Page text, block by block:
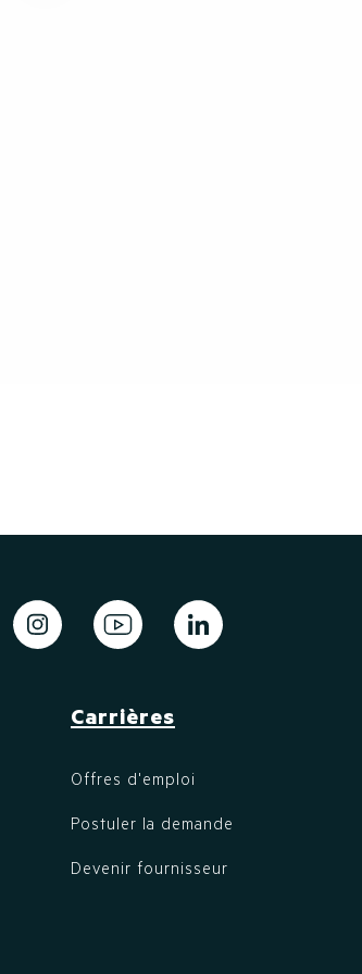
Carrières
Offres d'emploi
Postuler la demande
Devenir fournisseur